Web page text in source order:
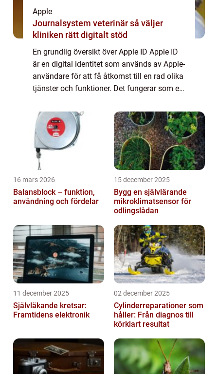
Apple
Journalsystem veterinär så väljer
kliniken rätt digitalt stöd
En grundlig översikt över Apple ID Apple ID
är en digital identitet som används av Apple-
användare för att få åtkomst till en rad olika
tjänster och funktioner. Det fungerar som en
möjligt för användare att l...
16 mars 2026
Balansblock – funktion,
användning och fördelar
15 december 2025
Bygg en självlärande
mikroklimatsensor för
odlingslådan
11 december 2025
Självläkande kretsar:
Framtidens elektronik
02 december 2025
Cylinderreparationer som
håller: Från diagnos till
körklart resultat